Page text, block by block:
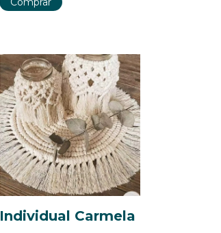
Individual Carmela